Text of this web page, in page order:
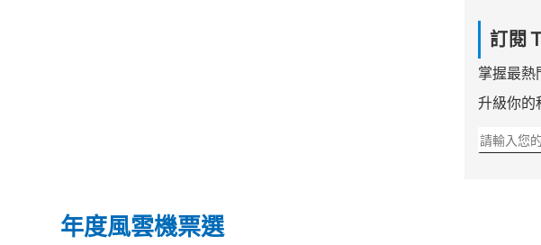
訂閱
掌握最熱
升級你的
年度風雲機票選